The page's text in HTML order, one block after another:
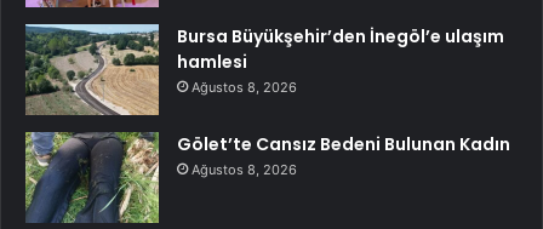
Bursa Büyükşehir’den İnegöl’e ulaşım
hamlesi
Ağustos 8, 2026
Gölet’te Cansız Bedeni Bulunan Kadın
Ağustos 8, 2026